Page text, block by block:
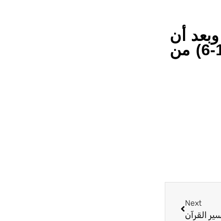
وبعد أن
كان يختص بالآيات (1-12)من سورة آل عمران صار خاصاً بالآيات (1-6) من
Next